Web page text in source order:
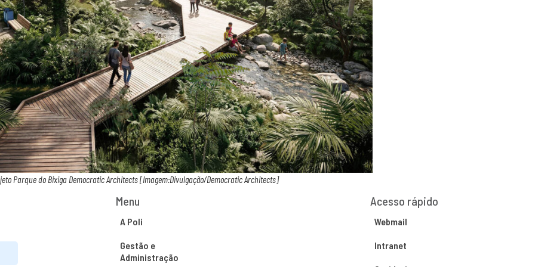
Parque do Bixiga Democratic Architects [Imagem:Divulgação/Democratic Architects]
Menu
A Poli
Gestão e
Administração
Acesso rápido
Webmail
Intranet